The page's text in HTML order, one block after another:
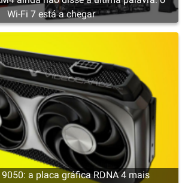
Wi-Fi 7 está a chegar
9050: a placa gráfica RDNA 4 mais